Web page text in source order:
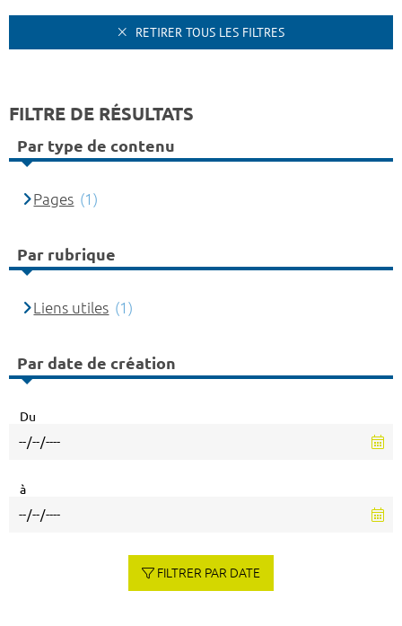
RETIRER TOUS LES FILTRES
FILTRE DE RÉSULTATS
Par type de contenu
Pages (1)
Par rubrique
Liens utiles (1)
Par date de création
Du
à
FILTRER PAR DATE